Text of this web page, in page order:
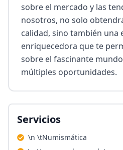
sobre el mercado y las
nosotros, no solo
calidad, sino también una
enriquecedora que te
sobre el fascinante
múltiples oportunidades.
Servicios
\n \tNumismática